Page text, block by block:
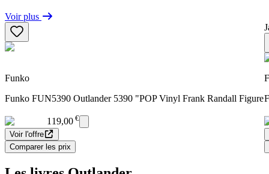
Voir plus
Funko
Funko FUN5390 Outlander 5390 "POP Vinyl Frank Randall Figure
119,00 €
Voir l'offre
Comparer les prix